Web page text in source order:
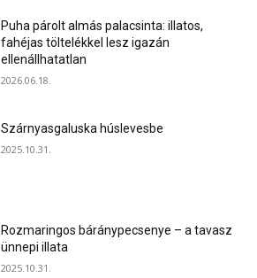
Puha párolt almás palacsinta: illatos,
fahéjas töltelékkel lesz igazán
ellenállhatatlan
2026.06.18.
Szárnyasgaluska húslevesbe
2025.10.31.
Rozmaringos báránypecsenye – a tavasz
ünnepi illata
2025.10.31.